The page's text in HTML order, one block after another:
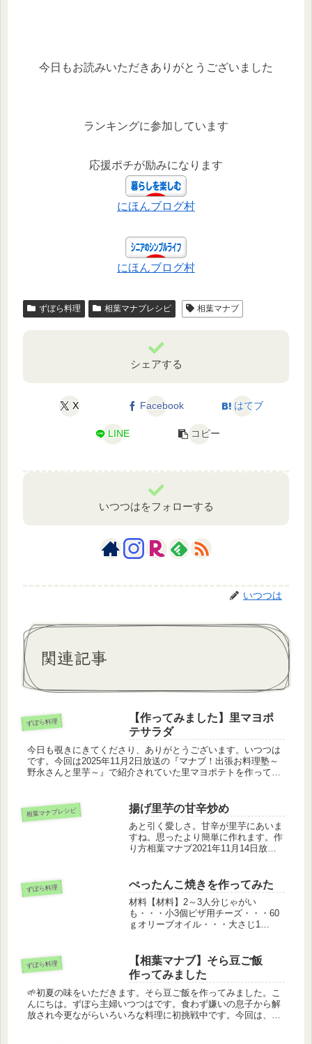
今日もお読みいただきありがとうございました
ランキングに参加しています
応援ポチが励みになります
にほんブログ村
にほんブログ村
ずぼら料理 相葉マナブレシピ 相葉マナブ
シェアする
X Facebook はてブ
LINE コピー
いつつはをフォローする
いつつは
関連記事
ずぼら料理
【作ってみました】里マヨポ
テサラダ
今日も覗きにきてくださり、ありがとうございます。いつつは
です。今回は2025年11月2日放送の『マナブ！出張お料理塾～
野永さんと里芋～』で紹介されていた里マヨポテトを作ってみ
相葉マナブレシピ 揚げ里芋の甘辛炒め
あと引く愛しさ。甘辛が里芋にあいま
すね。思ったより簡単に作れます。作
り方相葉マナブ2021年11月14日放送
式Instagram 里芋里芋について
はこちらもご覧く...
ずぼら料理 ぺったんこ焼きを作ってみた
材料【材料】2～3人分じゃがい
も・・・小3個ピザ用チーズ・・・60
ｇオリーブオイル・・・大さじ1
つきのままスライサー等で千切りにす
る。水にはさらさず塩、コショウを振
ってまぶ...
ずぼら料理
【相葉マナブ】そら豆ご飯
作ってみました
🌱初夏の味をいただきます。そら豆ご飯を作ってみました。こ
んにちは。ずぼら主婦いつつはです。食わず嫌いの息子から解
放され今更ながらいろいろな料理に初挑戦中です。今回は、ふ